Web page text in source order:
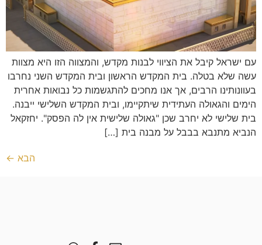
עם ישראל קיבל את הציווי לבנות מקדש, והמצווה הזו היא מצוות
עשה שלא בטלה. בית המקדש הראשון ובית המקדש השני נחרבו
בעוונותינו הרבים, אך אנו מחכים להתגשמות כל נבואות אחרית
הימים והגאולה העתידית שיתקיימו, ובית המקדש השלישי ייבנה.
בית שלישי לא יחרב שכן "גאולה שלישית אין לה הפסק". יחזקאל
הנביא מתנבא בבבל על מבנה בית […]
הבא ←